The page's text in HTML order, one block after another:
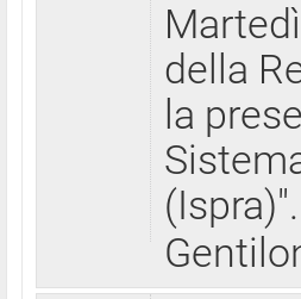
della
la